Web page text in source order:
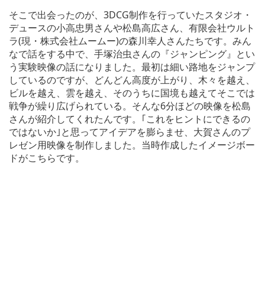
そこで出会ったのが、3DCG制作を行っていたスタジオ・
デュースの小高忠男さんや松島高広さん、有限会社ウルト
ラ(現・株式会社ムームー)の森川幸人さんたちです。みん
なで話をする中で、手塚治虫さんの『ジャンピング』とい
う実験映像の話になりました。最初は細い路地をジャンプ
しているのですが、どんどん高度が上がり、木々を越え、
ビルを越え、雲を越え、そのうちに国境も越えてそこでは
戦争が繰り広げられている。そんな6分ほどの映像を松島
さんが紹介してくれたんです。｢これをヒントにできるの
ではないか｣と思ってアイデアを膨らませ、大賀さんのプ
レゼン用映像を制作しました。当時作成したイメージボー
ドがこちらです。